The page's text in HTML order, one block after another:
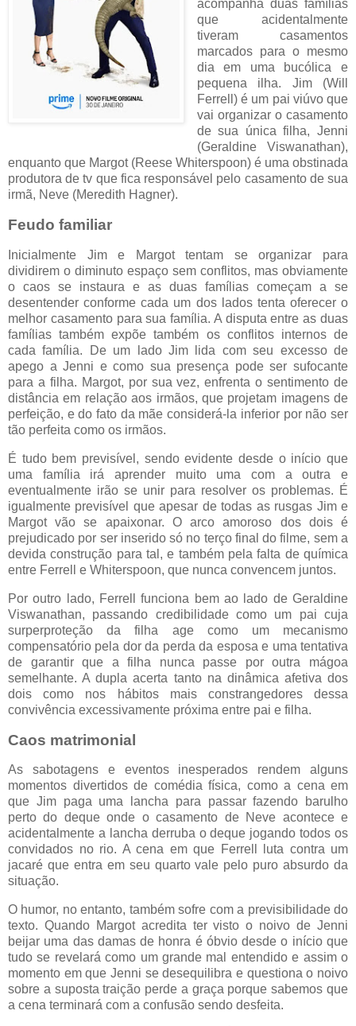
acompanha duas famílias
que acidentalmente
tiveram casamentos
marcados para o mesmo
dia em uma bucólica e
pequena ilha. Jim (Will
Ferrell) é um pai viúvo que
vai organizar o casamento
de sua única filha, Jenni
(Geraldine Viswanathan),
enquanto que Margot (Reese Whiterspoon) é uma obstinada
produtora de tv que fica responsável pelo casamento de sua
irmã, Neve (Meredith Hagner).
Feudo familiar
Inicialmente Jim e Margot tentam se organizar para
dividirem o diminuto espaço sem conflitos, mas obviamente
o caos se instaura e as duas famílias começam a se
desentender conforme cada um dos lados tenta oferecer o
melhor casamento para sua família. A disputa entre as duas
famílias também expõe também os conflitos internos de
cada família. De um lado Jim lida com seu excesso de
apego a Jenni e como sua presença pode ser sufocante
para a filha. Margot, por sua vez, enfrenta o sentimento de
distância em relação aos irmãos, que projetam imagens de
perfeição, e do fato da mãe considerá-la inferior por não ser
tão perfeita como os irmãos.
É tudo bem previsível, sendo evidente desde o início que
uma família irá aprender muito uma com a outra e
eventualmente irão se unir para resolver os problemas. É
igualmente previsível que apesar de todas as rusgas Jim e
Margot vão se apaixonar. O arco amoroso dos dois é
prejudicado por ser inserido só no terço final do filme, sem a
devida construção para tal, e também pela falta de química
entre Ferrell e Whiterspoon, que nunca convencem juntos.
Por outro lado, Ferrell funciona bem ao lado de Geraldine
Viswanathan, passando credibilidade como um pai cuja
surperproteção da filha age como um mecanismo
compensatório pela dor da perda da esposa e uma tentativa
de garantir que a filha nunca passe por outra mágoa
semelhante. A dupla acerta tanto na dinâmica afetiva dos
dois como nos hábitos mais constrangedores dessa
convivência excessivamente próxima entre pai e filha.
Caos matrimonial
As sabotagens e eventos inesperados rendem alguns
momentos divertidos de comédia física, como a cena em
que Jim paga uma lancha para passar fazendo barulho
perto do deque onde o casamento de Neve acontece e
acidentalmente a lancha derruba o deque jogando todos os
convidados no rio. A cena em que Ferrell luta contra um
jacaré que entra em seu quarto vale pelo puro absurdo da
situação.
O humor, no entanto, também sofre com a previsibilidade do
texto. Quando Margot acredita ter visto o noivo de Jenni
beijar uma das damas de honra é óbvio desde o início que
tudo se revelará como um grande mal entendido e assim o
momento em que Jenni se desequilibra e questiona o noivo
sobre a suposta traição perde a graça porque sabemos que
a cena terminará com a confusão sendo desfeita.